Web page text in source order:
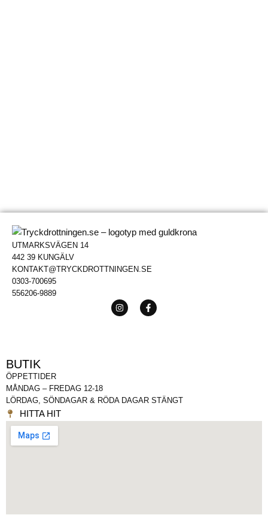
UTMARKSVÄGEN 14
442 39 KUNGÄLV
KONTAKT@TRYCKDROTTNINGEN.SE
0303-700695
556206-9889
BUTIK
ÖPPETTIDER
MÅNDAG – FREDAG 12-18
LÖRDAG, SÖNDAGAR & RÖDA DAGAR STÄNGT
HITTA HIT